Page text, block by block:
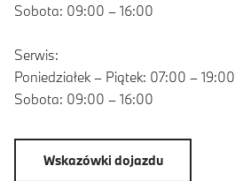
Sobota: 09:00 – 16:00
Serwis:
Poniedziałek – Piątek: 07:00 – 19:00
Sobota: 09:00 – 16:00
Wskazówki dojazdu